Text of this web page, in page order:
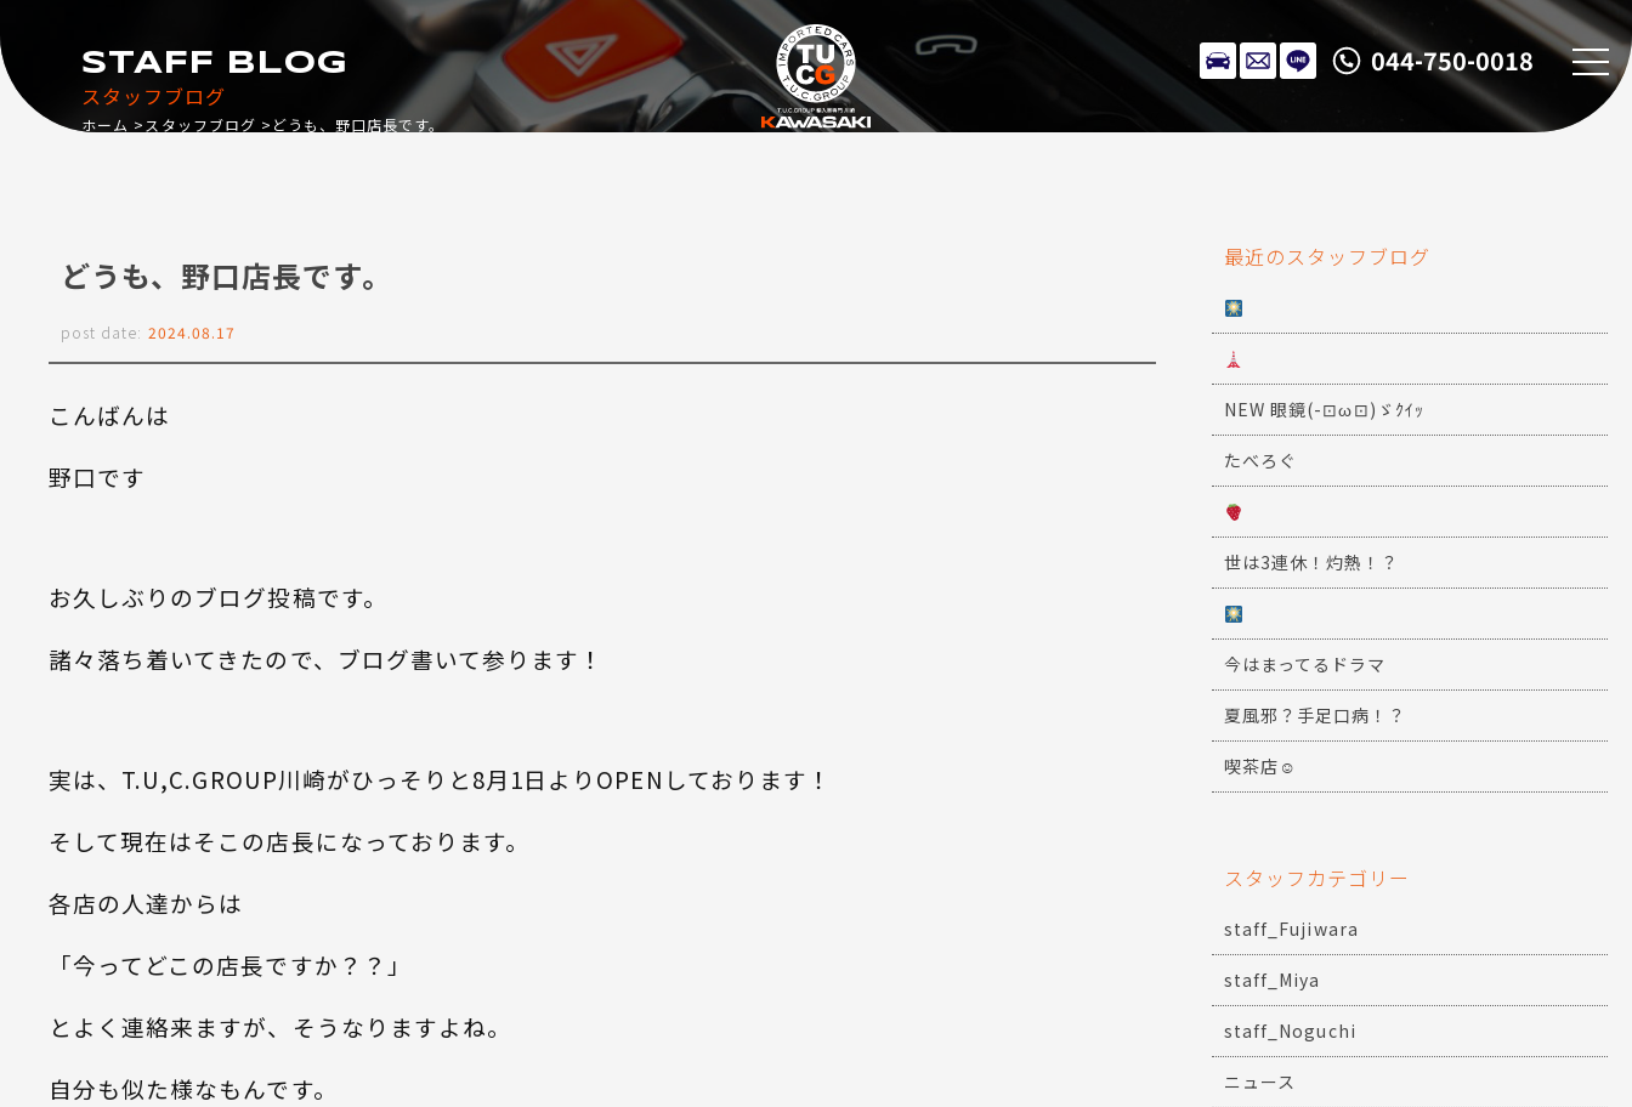
044-750-0018
スタッフブログ
STAFF BLOG
ホーム スタッフブログ どうも、野口店長です。
どうも、野口店長です。
post date: 2024.08.17
こんばんは
野口です
お久しぶりのブログ投稿です。
諸々落ち着いてきたので、ブログ書いて参ります！
実は、T.U,C.GROUP川崎がひっそりと8月1日よりOPENしております！
そして現在はそこの店長になっております。
各店の人達からは
「今ってどこの店長ですか？？」
とよく連絡来ますが、そうなりますよね。
自分も似た様なもんです。
最近のスタッフブログ
NEW 眼鏡(-⊡ω⊡)ゞｸｲｯ
たべろぐ
世は3連休！灼熱！？
今はまってるドラマ
夏風邪？手足口病！？
喫茶店☺
スタッフカテゴリー
staff_Fujiwara
staff_Miya
staff_Noguchi
ニュース